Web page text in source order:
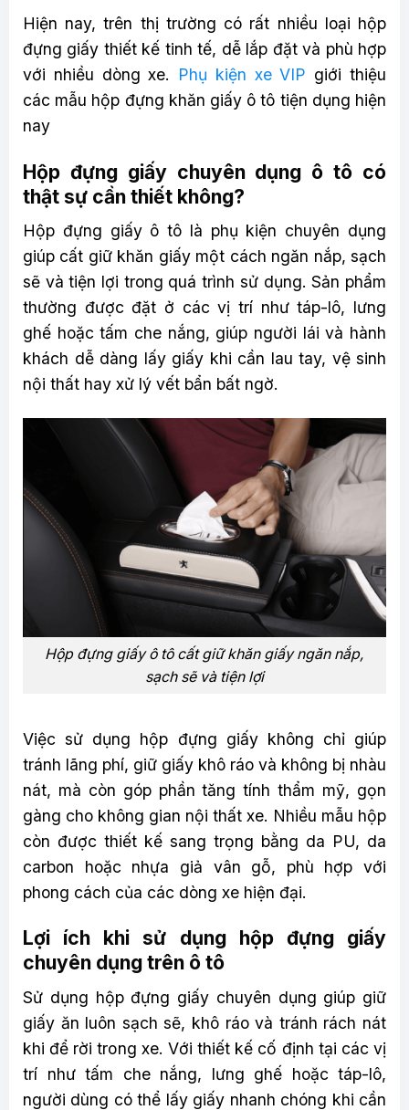
Hiện nay, trên thị trường có rất nhiều loại hộp
đựng giấy thiết kế tinh tế, dễ lắp đặt và phù hợp
với nhiều dòng xe. Phụ kiện xe VIP giới thiệu
các mẫu hộp đựng khăn giấy ô tô tiện dụng hiện
nay
Hộp đựng giấy chuyên dụng ô tô có
thật sự cần thiết không?
Hộp đựng giấy ô tô là phụ kiện chuyên dụng
giúp cất giữ khăn giấy một cách ngăn nắp, sạch
sẽ và tiện lợi trong quá trình sử dụng. Sản phẩm
thường được đặt ở các vị trí như táp-lô, lưng
ghế hoặc tấm che nắng, giúp người lái và hành
khách dễ dàng lấy giấy khi cần lau tay, vệ sinh
nội thất hay xử lý vết bẩn bất ngờ.
Hộp đựng giấy ô tô cất giữ khăn giấy ngăn nắp,
sạch sẽ và tiện lợi
Việc sử dụng hộp đựng giấy không chỉ giúp
tránh lãng phí, giữ giấy khô ráo và không bị nhàu
nát, mà còn góp phần tăng tính thẩm mỹ, gọn
gàng cho không gian nội thất xe. Nhiều mẫu hộp
còn được thiết kế sang trọng bằng da PU, da
carbon hoặc nhựa giả vân gỗ, phù hợp với
phong cách của các dòng xe hiện đại.
Lợi ích khi sử dụng hộp đựng giấy
chuyên dụng trên ô tô
Sử dụng hộp đựng giấy chuyên dụng giúp giữ
giấy ăn luôn sạch sẽ, khô ráo và tránh rách nát
khi để rời trong xe. Với thiết kế cố định tại các vị
trí như tấm che nắng, lưng ghế hoặc táp-lô,
người dùng có thể lấy giấy nhanh chóng khi cần